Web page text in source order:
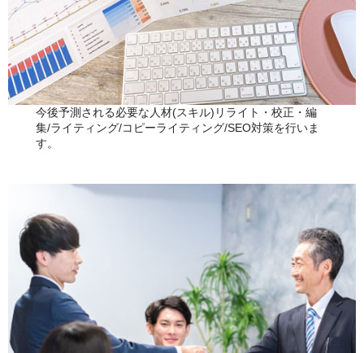
今後予測される必要な人材(スキル)リライト・校正・編
集/ライティング/コピーライティング/SEO対策を行いま
す。